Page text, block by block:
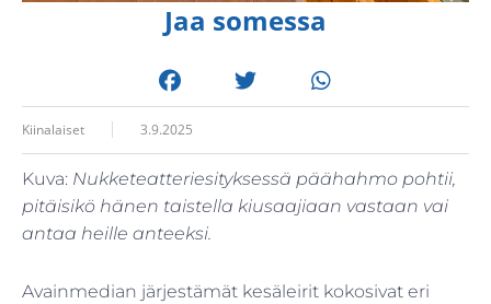
Jaa somessa
Kiinalaiset 3.9.2025
Kuva: Nukketeatteriesityksessä päähahmo pohtii,
pitäisikö hänen taistella kiusaajiaan vastaan vai
antaa heille anteeksi.
Avainmedian järjestämät kesäleirit kokosivat eri